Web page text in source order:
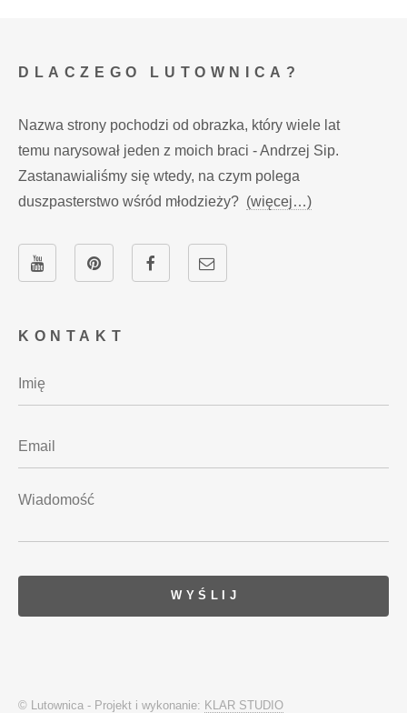
KONTAKT
DLACZEGO LUTOWNICA?
Nazwa strony pochodzi od obrazka, który wiele lat
temu narysował jeden z moich braci - Andrzej Sip.
Zastanawialiśmy się wtedy, na czym polega
duszpasterstwo wśród młodzieży? (więcej…)
© Lutownica - Projekt i wykonanie: KLAR STUDIO